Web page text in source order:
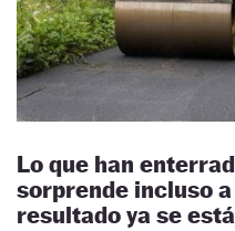
Lo que han
sorprende incluso
resultado ya se